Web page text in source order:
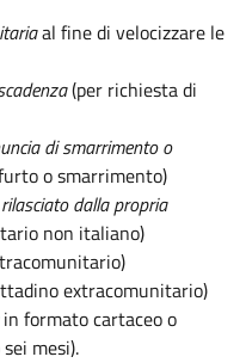
al fine di velocizzare le
(per richiesta di
di smarrimento o
o smarrimento)
dalla propria
non italiano)
extracomunitario)
in formato cartaceo o
mesi).